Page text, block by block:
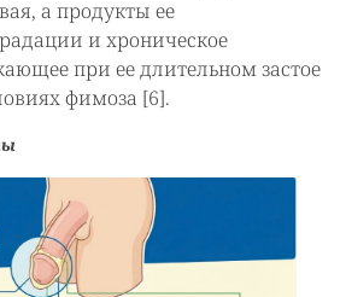
а продукты ее
и хроническое
при ее длительном застое
фимоза [6].